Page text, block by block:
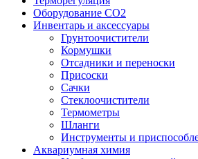
Оборудование CO2
Инвентарь и аксессуары
Грунтоочистители
Кормушки
Отсадники и переноски
Присоски
Сачки
Стеклоочистители
Термометры
Шланги
Инструменты и
Аквариумная химия